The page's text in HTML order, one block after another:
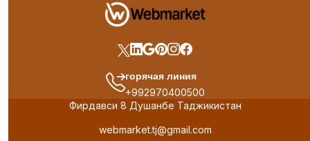
горячая линия
+992970400500
Фирдавси 8 Душанбе Таджикистан
webmarket.tj@gmail.com